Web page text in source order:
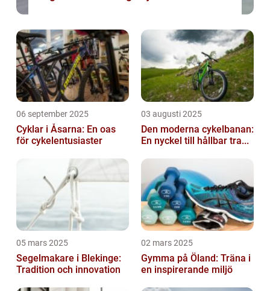
06 september 2025
Cyklar i Åsarna: En oas
för cykelentusiaster
03 augusti 2025
Den moderna cykelbanan:
En nyckel till hållbar tra...
05 mars 2025
Segelmakare i Blekinge:
Tradition och innovation
02 mars 2025
Gymma på Öland: Träna i
en inspirerande miljö